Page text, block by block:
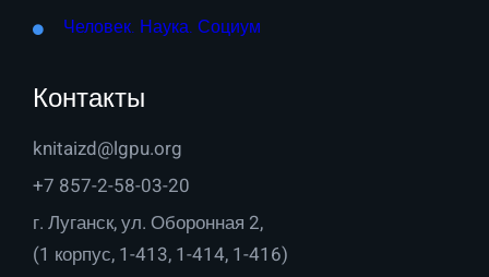
Человек. Наука. Социум
Контакты
knitaizd@lgpu.org
+7 857-2-58-03-20
г. Луганск, ул. Оборонная 2,
(1 корпус, 1-413, 1-414, 1-416)